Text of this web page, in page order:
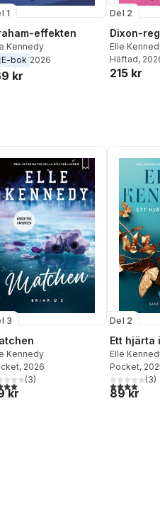
1
effekten
Kennedy
E-bok 2026
kr
Del 2
Dixon-
Elle
Häftad,
215 kr
3
Kennedy
, 2026
utav 5 stjärnor. Totalt antal röster:
(3)
kr
Del 2
Ett hjärta
Elle
Pocket,
4,0utav 5(3)
89 kr